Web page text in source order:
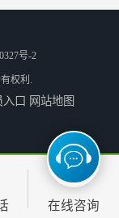
昆明医院消杀公司电话 亿之豪生物
号-2
权利.
口 网站地图
在线咨询